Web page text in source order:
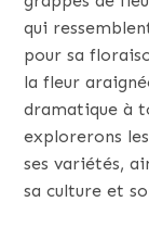
qui
pour sa
la fleur
dramatique à
explorerons
ses variétés,
sa culture et